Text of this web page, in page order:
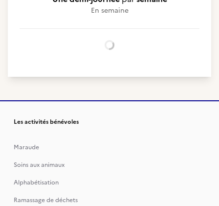
En semaine
Chargement...
Les activités bénévoles
Maraude
Soins aux animaux
Alphabétisation
Ramassage de déchets